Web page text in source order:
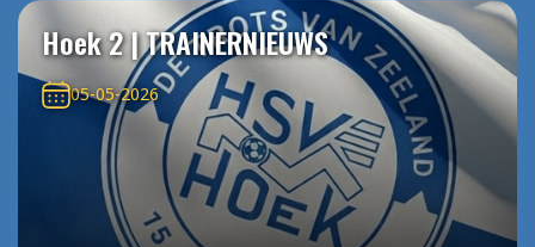
Hoek 2 | TRAINERNIEUWS
05-05-2026